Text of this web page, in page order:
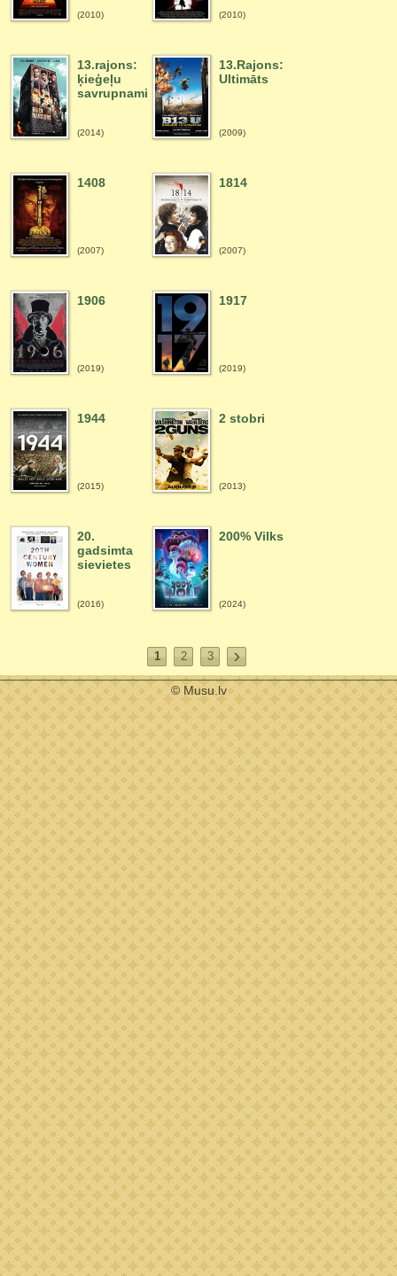
(2010) (2010)
13.rajons:
ķieģeļu
savrupnami
(2014)
13.Rajons:
Ultimāts
(2009)
1408
(2007)
1814
(2007)
1906
(2019)
1917
(2019)
1944
(2015)
2 stobri
(2013)
20.
gadsimta
sievietes
(2016)
200% Vilks
(2024)
1 2 3
© Musu.lv